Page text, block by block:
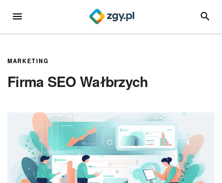
MENU
MARKETING
Firma SEO Wałbrzych